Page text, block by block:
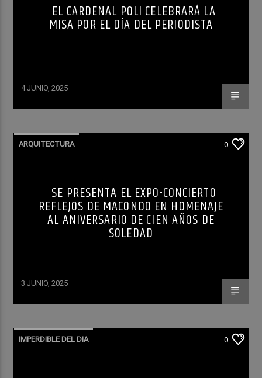
EL CARDENAL POLI CELEBRARÁ LA
MISA POR EL DÍA DEL PERIODISTA
4 JUNIO, 2025
ARQUITECTURA 0
SE PRESENTA EL EXPO-CONCIERTO
REFLEJOS DE MACONDO EN HOMENAJE
AL ANIVERSARIO DE CIEN AÑOS DE
SOLEDAD
3 JUNIO, 2025
IMPERDIBLE DEL DIA 0